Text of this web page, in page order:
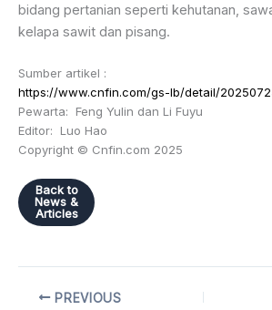
bidang pertanian seperti kehutanan,
kelapa sawit dan pisang.
Sumber artikel :
https://www.cnfin.com/gs-lb/detail/
Pewarta: Feng Yulin dan Li Fuyu
Editor: Luo Hao
Copyright © Cnfin.com 2025
Back to
News &
Articles
PREVIOUS